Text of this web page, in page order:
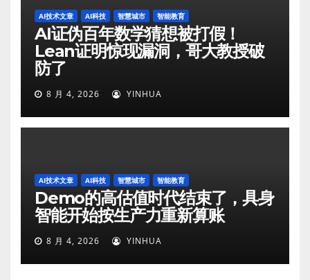
AI技术文章 AI科技 智慧城市 智能教育
AI证伪百年数学猜想被打假！
Lean证明惊现漏洞，哥大教授破
防了
8 月 4, 2026 YINHUA
AI技术文章 AI科技 智慧城市 智能教育
Demo的高估值时代结束了，具身
智能开始按生产力重新算账
8 月 4, 2026 YINHUA